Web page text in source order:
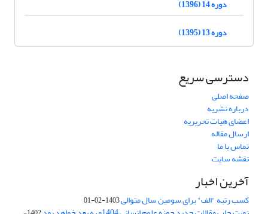
دوره 14 (1396)
دوره 13 (1395)
دسترسی سریع
صفحه اصلی
درباره نشریه
اعضای هیات تحریریه
ارسال مقاله
تماس با ما
نقشه سایت
آخرین اخبار
کسب رتبه "الف" برای سومین سال متوالی1403-02-01